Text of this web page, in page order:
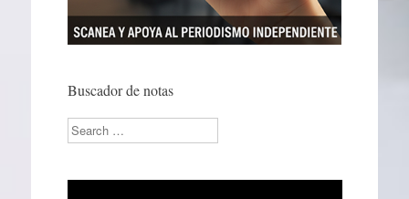
Buscador de notas
Search